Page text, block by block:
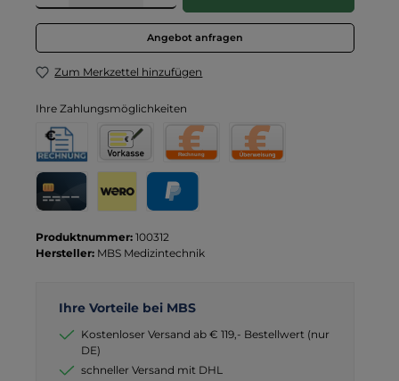
Angebot anfragen
Zum Merkzettel hinzufügen
Ihre Zahlungsmöglichkeiten
Rechnung
Rechnung für Behörden
Vorkasse
Produktnummer: 100312
Hersteller: MBS Medizintechnik
Ihre Vorteile bei MBS
Kostenloser Versand ab € 119,- Bestellwert (nur
DE)
schneller Versand mit DHL